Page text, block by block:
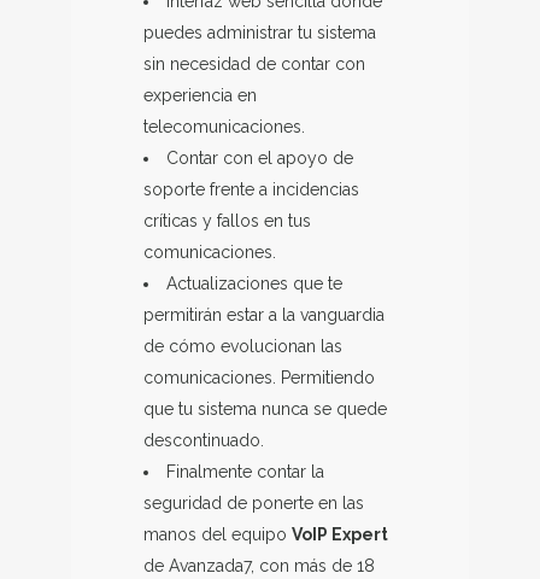
puedes administrar tu sistema
sin necesidad de contar con
experiencia en
telecomunicaciones.
Contar con el apoyo de
soporte frente a incidencias
críticas y fallos en tus
comunicaciones.
Actualizaciones que te
permitirán estar a la vanguardia
de cómo evolucionan las
comunicaciones. Permitiendo
que tu sistema nunca se quede
descontinuado.
Finalmente contar la
seguridad de ponerte en las
manos del equipo VoIP Expert
de Avanzada7, con más de 18